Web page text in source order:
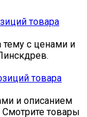
товара
тему с ценами и
товара
и описанием
Смотрите товары